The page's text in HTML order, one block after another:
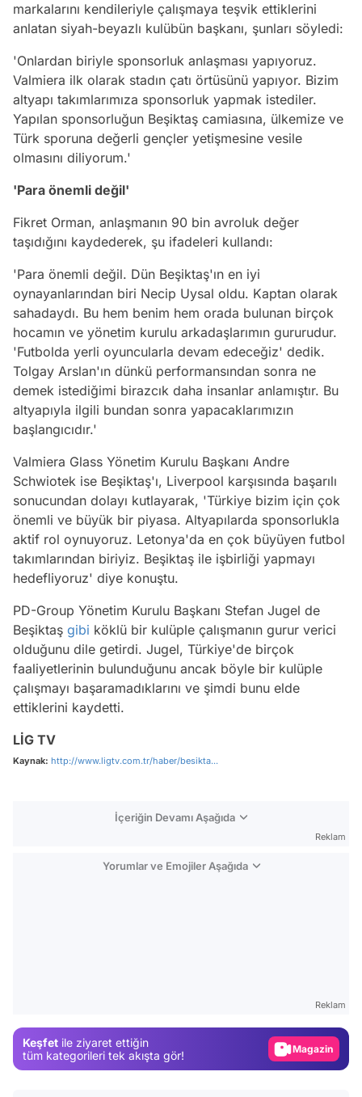
markalarını kendileriyle çalışmaya teşvik ettiklerini
anlatan siyah-beyazlı kulübün başkanı, şunları söyledi:
'Onlardan biriyle sponsorluk anlaşması yapıyoruz.
Valmiera ilk olarak stadın çatı örtüsünü yapıyor. Bizim
altyapı takımlarımıza sponsorluk yapmak istediler.
Yapılan sponsorluğun Beşiktaş camiasına, ülkemize ve
Türk sporuna değerli gençler yetişmesine vesile
olmasını diliyorum.'
'Para önemli değil'
Fikret Orman, anlaşmanın 90 bin avroluk değer
taşıdığını kaydederek, şu ifadeleri kullandı:
'Para önemli değil. Dün Beşiktaş'ın en iyi
oynayanlarından biri Necip Uysal oldu. Kaptan olarak
sahadaydı. Bu hem benim hem orada bulunan birçok
hocamın ve yönetim kurulu arkadaşlarımın gururudur.
'Futbolda yerli oyuncularla devam edeceğiz' dedik.
Tolgay Arslan'ın dünkü performansından sonra ne
demek istediğimi birazcık daha insanlar anlamıştır. Bu
altyapıyla ilgili bundan sonra yapacaklarımızın
başlangıcıdır.'
Valmiera Glass Yönetim Kurulu Başkanı Andre
Schwiotek ise Beşiktaş'ı, Liverpool karşısında başarılı
sonucundan dolayı kutlayarak, 'Türkiye bizim için çok
önemli ve büyük bir piyasa. Altyapılarda sponsorlukla
aktif rol oynuyoruz. Letonya'da en çok büyüyen futbol
takımlarından biriyiz. Beşiktaş ile işbirliği yapmayı
hedefliyoruz' diye konuştu.
PD-Group Yönetim Kurulu Başkanı Stefan Jugel de
Beşiktaş gibi köklü bir kulüple çalışmanın gurur verici
olduğunu dile getirdi. Jugel, Türkiye'de birçok
faaliyetlerinin bulunduğunu ancak böyle bir kulüple
çalışmayı başaramadıklarını ve şimdi bunu elde
ettiklerini kaydetti.
LİG TV
Kaynak: http://www.ligtv.com.tr/haber/besikta...
İçeriğin Devamı Aşağıda
Reklam
Yorumlar ve Emojiler Aşağıda
Reklam
Keşfet ile ziyaret ettiğin
tüm kategorileri tek akışta gör!
Magazin